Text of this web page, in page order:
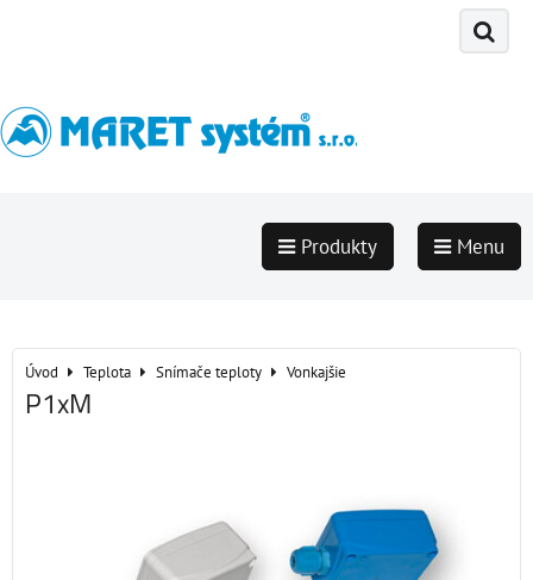
Produkty Menu
Úvod Teplota Snímače teploty Vonkajšie
P1xM